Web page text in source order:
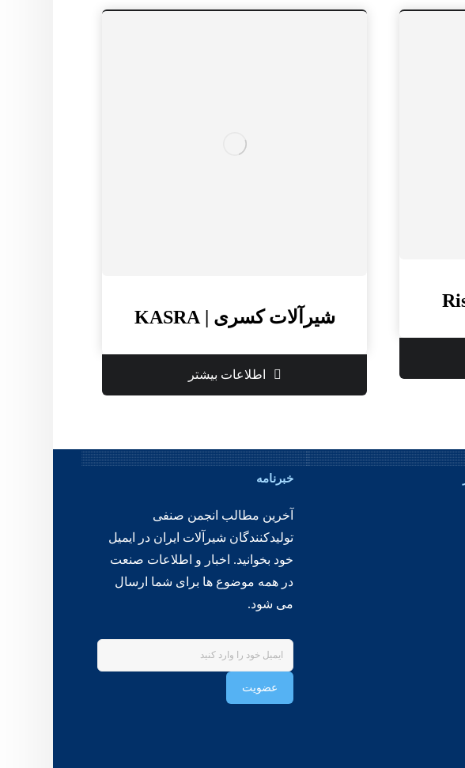
شیرآلات کسری | KASRA
اطلاعات بیشتر
خبرنامه
آخرین مطالب انجمن صنفی
تولیدکنندگان شیرآلات ایران در ایمیل
خود بخوانید. اخبار و اطلاعات صنعت
در همه موضوع ها برای شما ارسال
می شود.
عضویت